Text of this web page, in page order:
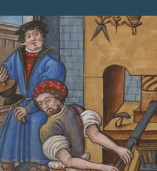
au
contenu